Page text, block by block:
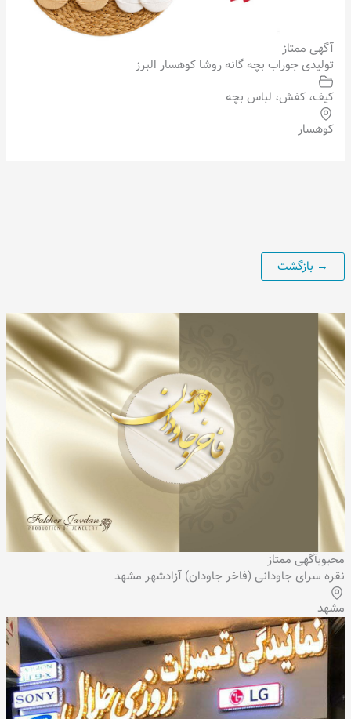
محبوبآگهی ممتاز
نقره سرای جاودانی (فاخر جاودان) آزادشهر مشهد
مشهد
آگهی ممتاز
تولیدی جوراب بچه گانه روشا کوهسار البرز
کیف، کفش، لباس بچه
کوهسار